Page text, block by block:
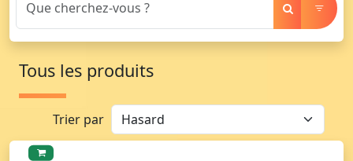
Tous les produits
Trier par